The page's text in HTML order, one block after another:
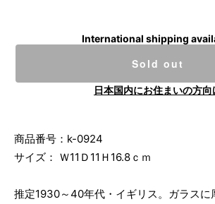
International shipping
Sold out
日本国内にお住まいの方向
商品番号：k-0924
サイズ： Ｗ11Ｄ11Ｈ16.8ｃｍ
推定1930～40年代・イギリス。ガラスに